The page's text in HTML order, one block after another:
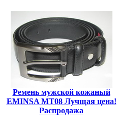
Ремень мужской кожаный
EMINSA MT08 Лучщая цена!
Распродажа